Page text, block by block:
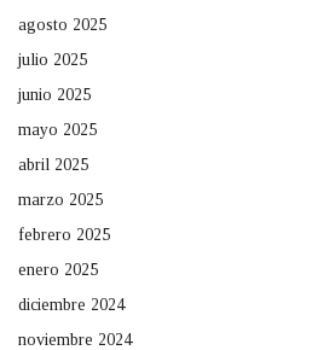
agosto 2025
julio 2025
junio 2025
mayo 2025
abril 2025
marzo 2025
febrero 2025
enero 2025
diciembre 2024
noviembre 2024